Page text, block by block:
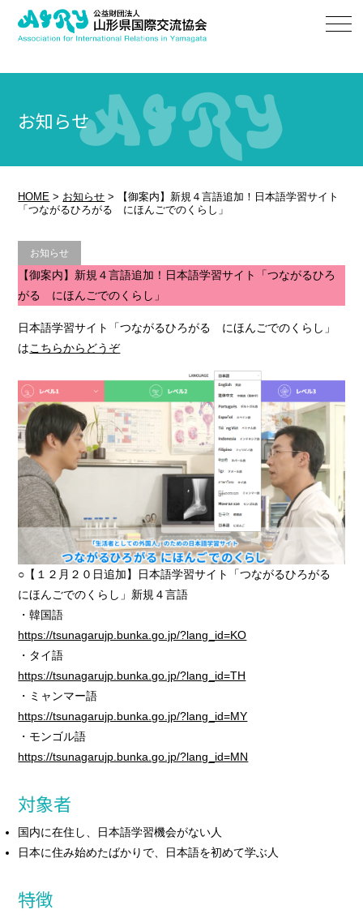
お知らせ
HOME > お知らせ >
【御案内】新規４言語追加！日本語学習サイト
「つながるひろがる にほんごでのくらし」
お知らせ
【御案内】新規４言語追加！日本語学習サイト「つながるひろ
がる にほんごでのくらし」
日本語学習サイト「つながるひろがる にほんごでのくらし」
はこちらからどうぞ
○【１２月２０日追加】日本語学習サイト「つながるひろがる
にほんごでのくらし」新規４言語
・韓国語
https://tsunagarujp.bunka.go.jp/?lang_id=KO
・タイ語
https://tsunagarujp.bunka.go.jp/?lang_id=TH
・ミャンマー語
https://tsunagarujp.bunka.go.jp/?lang_id=MY
・モンゴル語
https://tsunagarujp.bunka.go.jp/?lang_id=MN
対象者
国内に在住し、日本語学習機会がない人
日本に住み始めたばかりで、日本語を初めて学ぶ人
特徴